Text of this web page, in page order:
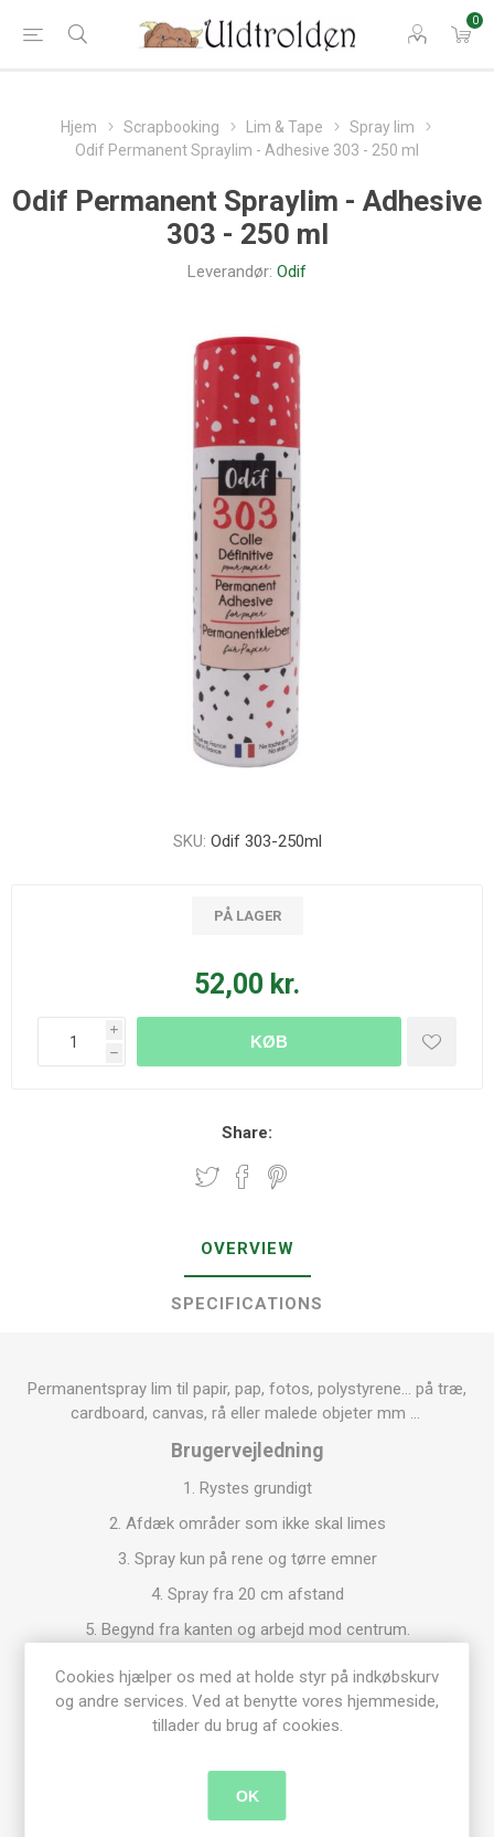
0
Hjem Scrapbooking Lim & Tape
Spray lim
Odif Permanent Spraylim - Adhesive 303 - 250 ml
Odif Permanent Spraylim - Adhesive
303 - 250 ml
Leverandør: Odif
SKU: Odif 303-250ml
PÅ LAGER
52,00 kr.
i
h
KØB
Share:
OVERVIEW
SPECIFICATIONS
Permanentspray lim til papir, pap, fotos, polystyrene… på træ,
cardboard, canvas, rå eller malede objeter mm …
Brugervejledning
1. Rystes grundigt
2. Afdæk områder som ikke skal limes
3. Spray kun på rene og tørre emner
4. Spray fra 20 cm afstand
5. Begynd fra kanten og arbejd mod centrum.
6. Placer på den ønsked position.
7. Press grundigt.
For stærkere limning. Spray lim på begge flader - Lav
altid en test.
Cookies hjælper os med at holde styr på indkøbskurv
og andre services. Ved at benytte vores hjemmeside,
tillader du brug af cookies.
OK